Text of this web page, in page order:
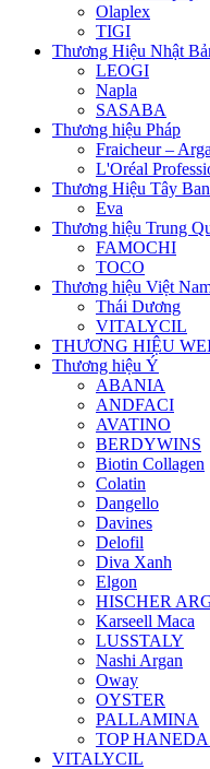
Olaplex
TIGI
Thương Hiệu Nhật
LEOGI
Napla
SASABA
Thương hiệu Pháp
Fraicheur –
L'Oréal
Thương Hiệu Tây
Eva
Thương hiệu Trung
FAMOCHI
TOCO
Thương hiệu Việt
Thái Dương
VITALYCIL
THƯƠNG HIỆU
Thương hiệu Ý
ABANIA
ANDFACI
AVATINO
BERDYWINS
Biotin Collagen
Colatin
Dangello
Davines
Delofil
Diva Xanh
Elgon
HISCHER
Karseell Maca
LUSSTALY
Nashi Argan
Oway
OYSTER
PALLAMINA
TOP
VITALYCIL